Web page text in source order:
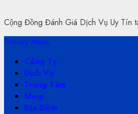
Cộng Đồng Đánh Giá Dịch Vụ Uy Tín
Primary Menu
Công Ty
Dịch Vụ
Trung Tâm
Shop
Địa Điểm